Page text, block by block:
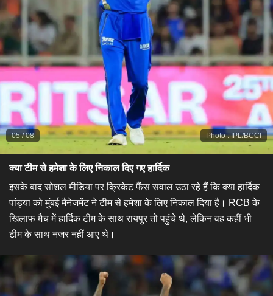
Photo: IPL/BCCI
05/08
क्या टीम से हमेशा के लिए निकाल दिए गए हार्दिक
इसके बाद सोशल मीडिया पर क्रिकेट फैंस सवाल उठा रहे हैं कि क्या हार्दिक
पांड्या को मुंबई मैनेजमेंट ने टीम से हमेशा के लिए निकाल दिया है। RCB के
खिलाफ मैच में हार्दिक टीम के साथ रायपुर तो पहुंचे थे, लेकिन वह कहीं भी
टीम के साथ नजर नहीं आए थे।